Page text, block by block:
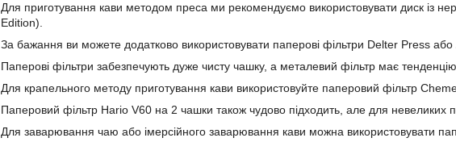
Для приготування кави методом преса ми рекомендуємо використовувати диск із
Edition).
За бажання ви можете додатково використовувати паперові фільтри Delter Press або
Паперові фільтри забезпечують дуже чисту чашку, а металевий фільтр має
Для крапельного методу приготування кави використовуйте паперовий фільтр
Паперовий фільтр Hario V60 на 2 чашки також чудово підходить, але для невеликих
Для заварювання чаю або імерсійного заварювання кави можна використовувати